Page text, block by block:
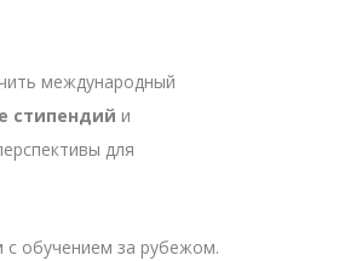
международный
стипендий и
для
с обучением за рубежом.